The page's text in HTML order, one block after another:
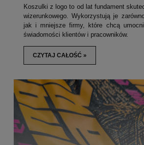
Koszulki z logo to od lat fundament
wizerunkowego. Wykorzystują je
jak i mniejsze firmy, które chcą
świadomości klientów i pracowników.
CZYTAJ CAŁOŚĆ »